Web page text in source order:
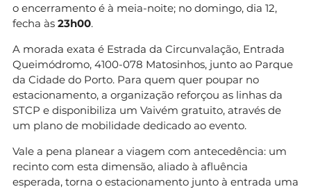
o encerramento é à meia-noite; no domingo, dia 12,
fecha às 23h00.
A morada exata é Estrada da Circunvalação, Entrada
Queimódromo, 4100-078 Matosinhos, junto ao Parque
da Cidade do Porto. Para quem quer poupar no
estacionamento, a organização reforçou as linhas da
STCP e disponibiliza um Vaivém gratuito, através de
um plano de mobilidade dedicado ao evento.
Vale a pena planear a viagem com antecedência: um
recinto com esta dimensão, aliado à afluência
esperada, torna o estacionamento junto à entrada uma